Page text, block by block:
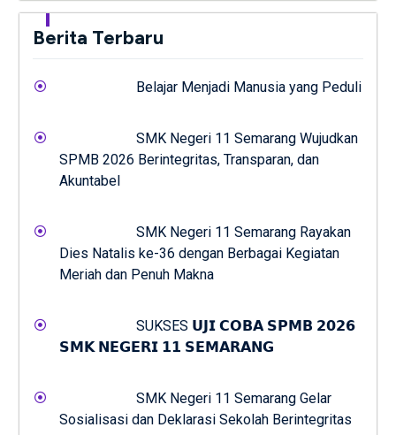
Berita Terbaru
Belajar Menjadi Manusia yang Peduli
SMK Negeri 11 Semarang Wujudkan
SPMB 2026 Berintegritas, Transparan, dan
Akuntabel
SMK Negeri 11 Semarang Rayakan
Dies Natalis ke-36 dengan Berbagai Kegiatan
Meriah dan Penuh Makna
SUKSES 𝗨𝗝𝗜 𝗖𝗢𝗕𝗔 𝗦𝗣𝗠𝗕 𝟮𝟬𝟮𝟲
𝗦𝗠𝗞 𝗡𝗘𝗚𝗘𝗥𝗜 𝟭𝟭 𝗦𝗘𝗠𝗔𝗥𝗔𝗡𝗚
SMK Negeri 11 Semarang Gelar
Sosialisasi dan Deklarasi Sekolah Berintegritas